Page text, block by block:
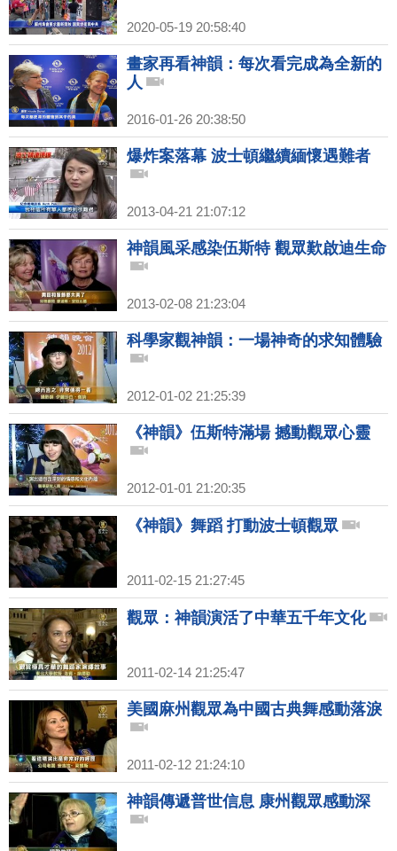
2020-05-19 20:58:40
畫家再看神韻：每次看完成為全新的
人
2016-01-26 20:38:50
爆炸案落幕 波士頓繼續緬懷遇難者
2013-04-21 21:07:12
神韻風采感染伍斯特 觀眾歎啟迪生命
2013-02-08 21:23:04
科學家觀神韻：一場神奇的求知體驗
2012-01-02 21:25:39
《神韻》伍斯特滿場 撼動觀眾心靈
2012-01-01 21:20:35
《神韻》舞蹈 打動波士頓觀眾
2011-02-15 21:27:45
觀眾：神韻演活了中華五千年文化
2011-02-14 21:25:47
美國麻州觀眾為中國古典舞感動落淚
2011-02-12 21:24:10
神韻傳遞普世信息 康州觀眾感動深